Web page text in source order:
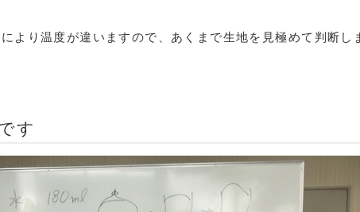
より温度が違いますので、あくまで生地を見極めて判断し
す